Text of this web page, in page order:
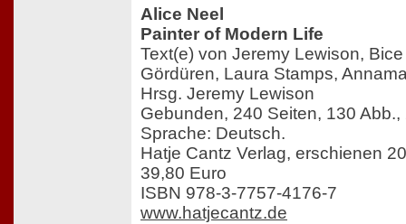
Alice Neel
Painter of Modern Life
Text(e) von Jeremy Lewison,
Gördüren, Laura Stamps,
Hrsg. Jeremy Lewison
Gebunden, 240 Seiten, 130
Sprache: Deutsch.
Hatje Cantz Verlag, erschienen
39,80 Euro
ISBN 978-3-7757-4176-7
www.hatjecantz.de